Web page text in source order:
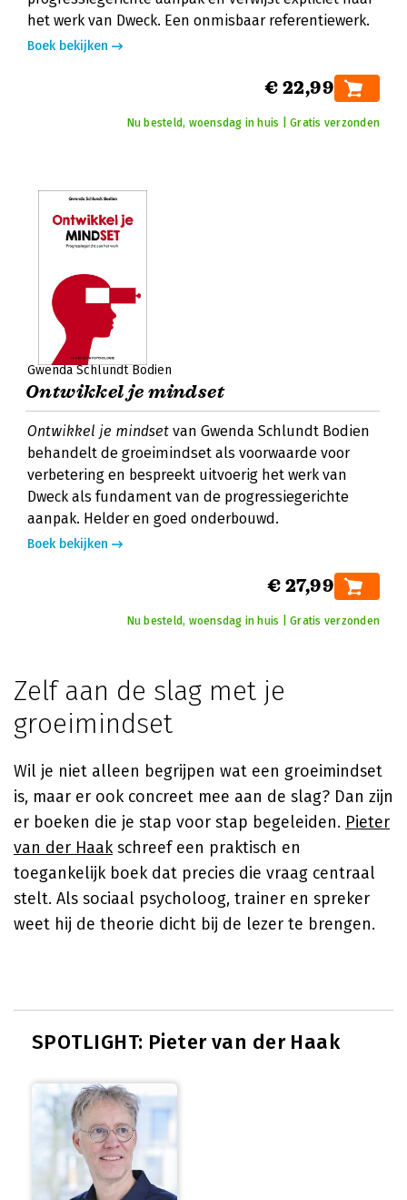
het werk van Dweck. Een onmisbaar referentiewerk.
Boek bekijken
€ 22,99
Nu besteld, woensdag in huis | Gratis verzonden
Gwenda Schlundt Bodien
Ontwikkel je mindset
Ontwikkel je mindset van Gwenda Schlundt Bodien
behandelt de groeimindset als voorwaarde voor
verbetering en bespreekt uitvoerig het werk van
Dweck als fundament van de progressiegerichte
aanpak. Helder en goed onderbouwd.
Boek bekijken
€ 27,99
Nu besteld, woensdag in huis | Gratis verzonden
Zelf aan de slag met je
groeimindset
Wil je niet alleen begrijpen wat een groeimindset
is, maar er ook concreet mee aan de slag? Dan zijn
er boeken die je stap voor stap begeleiden. Pieter
van der Haakschreef een praktisch en
toegankelijk boek dat precies die vraag centraal
stelt. Als sociaal psycholoog, trainer en spreker
weet hij de theorie dicht bij de lezer te brengen.
SPOTLIGHT: Pieter van der Haak